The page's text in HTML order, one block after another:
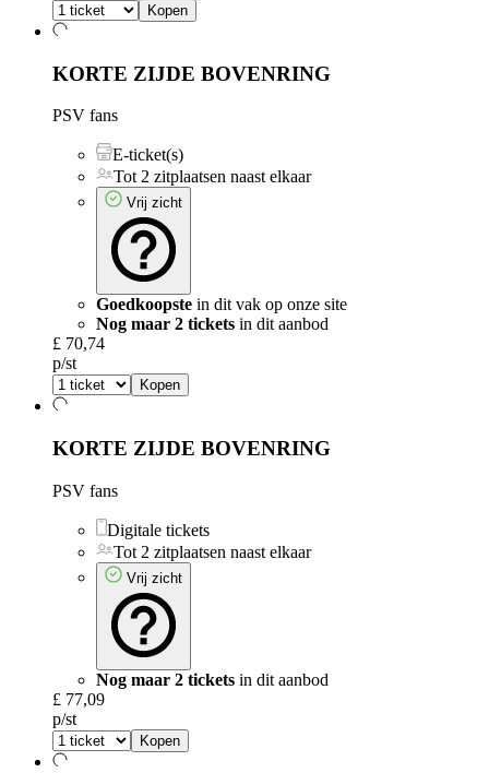
Kopen
KORTE ZIJDE BOVENRING
PSV fans
E-ticket(s)
Tot 2 zitplaatsen naast elkaar
Vrij zicht
Goedkoopste in dit vak op onze site
Nog maar 2 tickets in dit aanbod
£ 70,74
p/st
Kopen
KORTE ZIJDE BOVENRING
PSV fans
Digitale tickets
Tot 2 zitplaatsen naast elkaar
Vrij zicht
Nog maar 2 tickets in dit aanbod
£ 77,09
p/st
Kopen